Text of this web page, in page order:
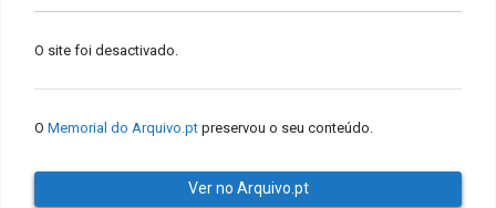
O site foi desactivado.
O Memorial do Arquivo.pt preservou o seu conteúdo.
Ver no Arquivo.pt